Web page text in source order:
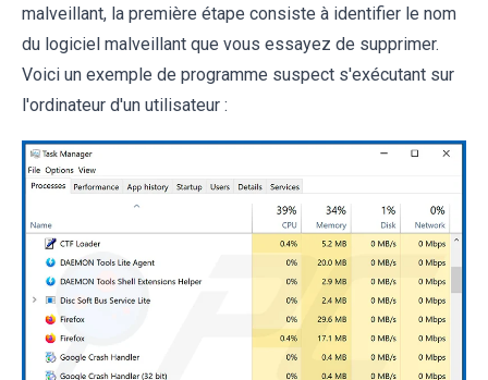
malveillant, la première étape consiste à identifier le nom
du logiciel malveillant que vous essayez de supprimer.
Voici un exemple de programme suspect s'exécutant sur
l'ordinateur d'un utilisateur :